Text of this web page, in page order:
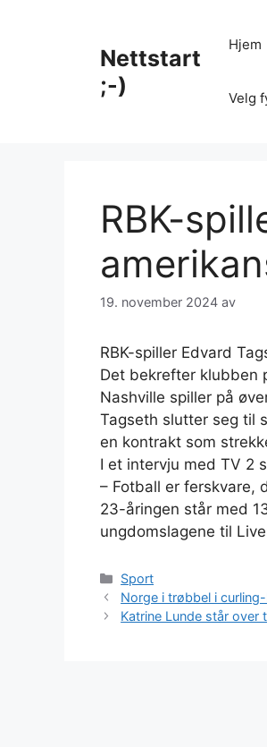
Nettstart
;-)
Hjem
Velg
RBK-
19. november 2024 av
RBK-spiller Edvard
Det bekrefter klubben
Nashville spiller på
Tagseth slutter seg til
en kontrakt som
I et intervju med TV 2
– Fotball er ferskvare,
23-åringen står med
ungdomslagene til
Kategorier
Sport
Norge i trøbbel i
Katrine Lunde står over